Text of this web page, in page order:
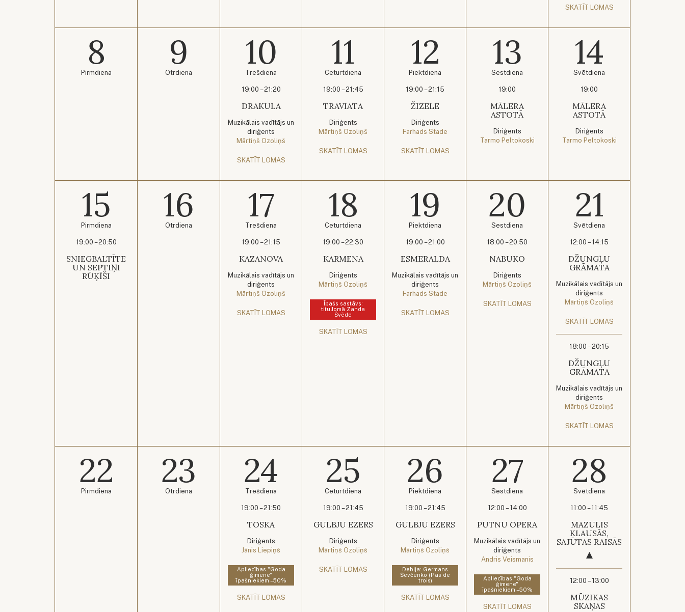
SKATĪT LOMAS
8
Pirmdiena 9
Otrdiena 10
Trešdiena
19:00 – 21:20
DRAKULA
Muzikālais vadītājs un
diriģents
Mārtiņš Ozoliņš
SKATĪT LOMAS
11
Ceturtdiena
19:00 – 21:45
TRAVIATA
Diriģents
Mārtiņš Ozoliņš
SKATĪT LOMAS
12
Piektdiena
19:00 – 21:15
ŽIZELE
Diriģents
Farhads Stade
SKATĪT LOMAS
13
Sestdiena
19:00
MĀLERA
ASTOTĀ
Diriģents
Tarmo Peltokoski
14
Svētdiena
19:00
MĀLERA
ASTOTĀ
Diriģents
Tarmo Peltokoski
15
Pirmdiena
19:00 – 20:50
SNIEGBALTĪTE
UN SEPTIŅI
RŪĶĪŠI
16
Otrdiena 17
Trešdiena
19:00 – 21:15
KAZANOVA
Muzikālais vadītājs un
diriģents
Mārtiņš Ozoliņš
SKATĪT LOMAS
18
Ceturtdiena
19:00 – 22:30
KARMENA
Diriģents
Mārtiņš Ozoliņš
Īpašs sastāvs:
titullomā Zanda
Švēde
SKATĪT LOMAS
19
Piektdiena
19:00 – 21:00
ESMERALDA
Muzikālais vadītājs un
diriģents
Farhads Stade
SKATĪT LOMAS
20
Sestdiena
18:00 – 20:50
NABUKO
Diriģents
Mārtiņš Ozoliņš
SKATĪT LOMAS
21
Svētdiena
12:00 – 14:15
DŽUNGĻU
GRĀMATA
Muzikālais vadītājs un
diriģents
Mārtiņš Ozoliņš
SKATĪT LOMAS
18:00 – 20:15
DŽUNGĻU
GRĀMATA
Muzikālais vadītājs un
diriģents
Mārtiņš Ozoliņš
SKATĪT LOMAS
22
Pirmdiena 23
Otrdiena 24
Trešdiena
19:00 – 21:50
TOSKA
Diriģents
Jānis Liepiņš
Apliecības "Goda
ģimene"
īpašniekiem –50%
SKATĪT LOMAS
25
Ceturtdiena
19:00 – 21:45
GULBJU EZERS
Diriģents
Mārtiņš Ozoliņš
SKATĪT LOMAS
26
Piektdiena
19:00 – 21:45
GULBJU EZERS
Diriģents
Mārtiņš Ozoliņš
Debija: Germans
Ševčenko (Pas de
trois)
SKATĪT LOMAS
27
Sestdiena
12:00 – 14:00
PUTNU OPERA
Muzikālais vadītājs un
diriģents
Andris Veismanis
Apliecības "Goda
ģimene"
īpašniekiem –50%
SKATĪT LOMAS
28
Svētdiena
11:00 – 11:45
MAZULIS
KLAUSĀS,
SAJŪTAS RAISĀS
12:00 – 13:00
MŪZIKAS
SKAŅAS